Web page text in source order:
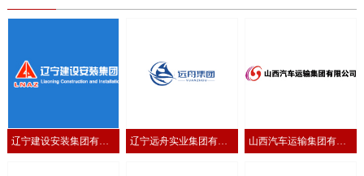
辽宁建设安装集团有限 辽宁远舟实业集团有限 山西汽车运输集团有限